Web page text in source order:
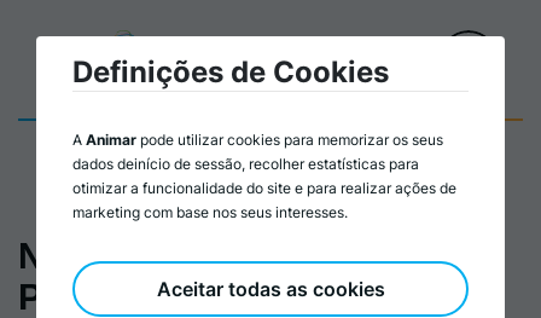
Notícias Portal Animar
PEPAC
Definições de Cookies
A Animar pode utilizar cookies para memorizar os seus
dados deinício de sessão, recolher estatísticas para
otimizar a funcionalidade do site e para realizar ações de
marketing com base nos seus interesses.
Aceitar todas as cookies